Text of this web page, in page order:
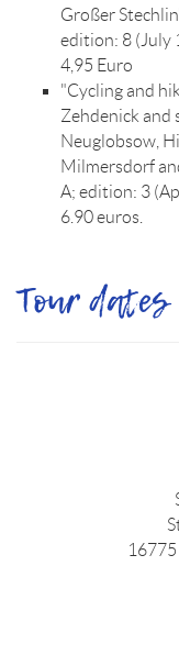
Großer
edition: 8 (July
4,95 Euro
"Cycling and
Zehdenick and
Neuglobsow,
Milmersdorf
A; edition: 3
6.90 euros.
Tour dates